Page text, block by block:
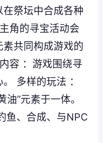
祭坛中合成各种
角的寻宝活动会
共同构成游戏的
容 ：游戏围绕寻
多样的玩法 ：
”元素于一体。
鱼、合成、与NPC